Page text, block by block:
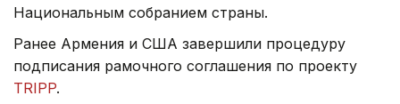
Национальным собранием страны.
Ранее Армения и США завершили процедуру
подписания рамочного соглашения по проекту
TRIPP.